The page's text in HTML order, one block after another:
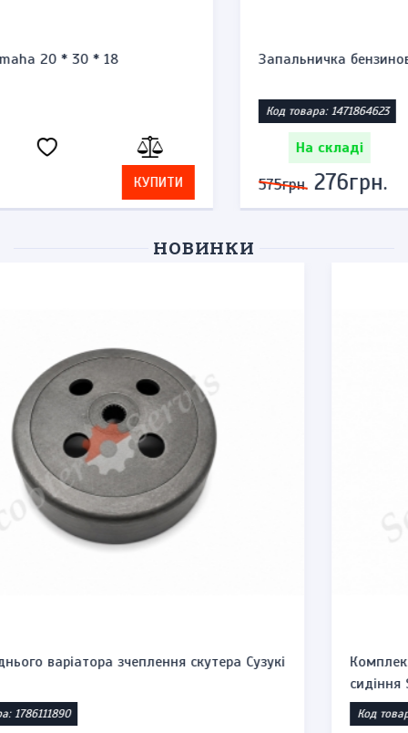
Запальничка бензинова тип zippo "Honda st1300"
На складі
276грн. КУПИТИ
НОВИНКИ
Комплект замків запалювання, бензобака та
Код товара: 1785860521